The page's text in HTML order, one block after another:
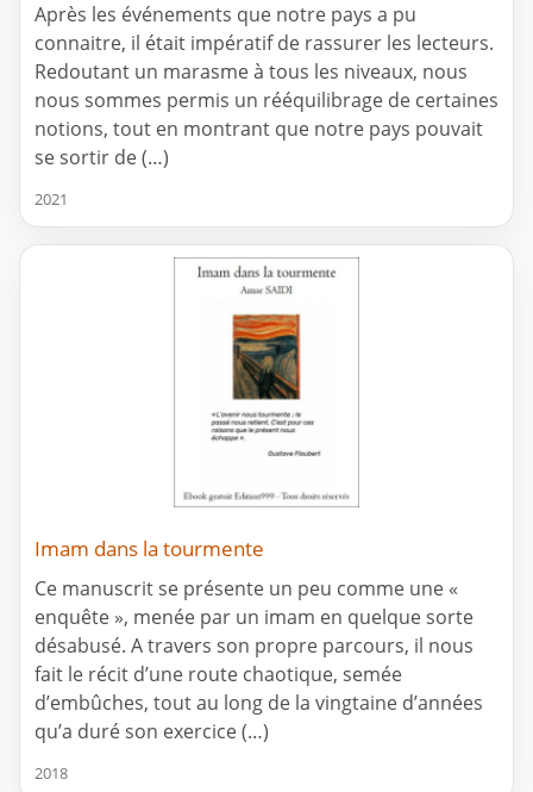
Après les événements que notre pays a pu
connaitre, il était impératif de rassurer les lecteurs.
Redoutant un marasme à tous les niveaux, nous
nous sommes permis un rééquilibrage de certaines
notions, tout en montrant que notre pays pouvait
se sortir de (…)
2021
Imam dans la tourmente
Ce manuscrit se présente un peu comme une «
enquête », menée par un imam en quelque sorte
désabusé. A travers son propre parcours, il nous
fait le récit d’une route chaotique, semée
d’embûches, tout au long de la vingtaine d’années
qu’a duré son exercice (…)
2018